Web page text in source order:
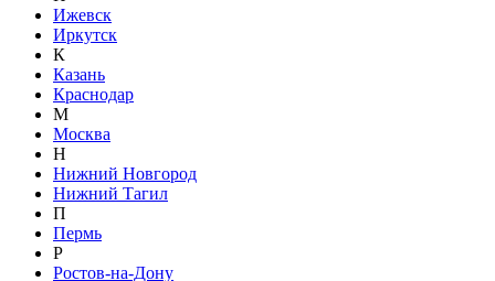
Ижевск
Иркутск
К
Казань
Краснодар
М
Москва
Н
Нижний Новгород
Нижний Тагил
П
Пермь
Р
Ростов-на-Дону